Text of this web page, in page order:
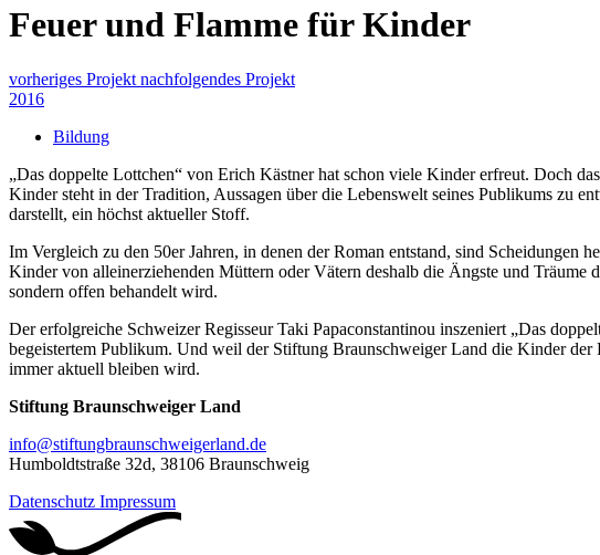
Feuer und Flamme für Kinder
vorheriges Projekt nachfolgendes Projekt
2016
Bildung
„Das doppelte Lottchen“ von Erich Kästner hat schon viele Kinder erfreut. Doch
Kinder steht in der Tradition, Aussagen über die Lebenswelt seines Publikums zu
darstellt, ein höchst aktueller Stoff.
Im Vergleich zu den 50er Jahren, in denen der Roman entstand, sind Scheidungen
Kinder von alleinerziehenden Müttern oder Vätern deshalb die Ängste und Träume
sondern offen behandelt wird.
Der erfolgreiche Schweizer Regisseur Taki Papaconstantinou inszeniert „Das
begeistertem Publikum. Und weil der Stiftung Braunschweiger Land die Kinder der
immer aktuell bleiben wird.
Stiftung Braunschweiger Land
info@stiftungbraunschweigerland.de
Humboldtstraße 32d, 38106 Braunschweig
Datenschutz Impressum